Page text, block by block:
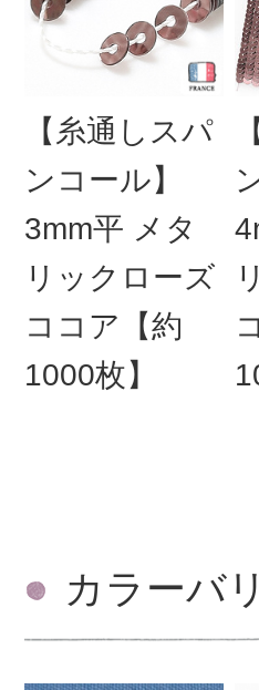
【糸通しスパ
ンコール】
3mm平 メタ
リックローズ
ココア【約
1000枚】
カラーバ